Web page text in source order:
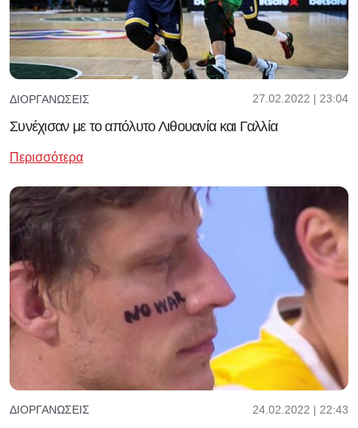
ΔΙΟΡΓΑΝΏΣΕΙΣ 27.02.2022 | 23:04
Συνέχισαν με το απόλυτο Λιθουανία και Γαλλία
Περισσότερα
ΔΙΟΡΓΑΝΏΣΕΙΣ 24.02.2022 | 22:43